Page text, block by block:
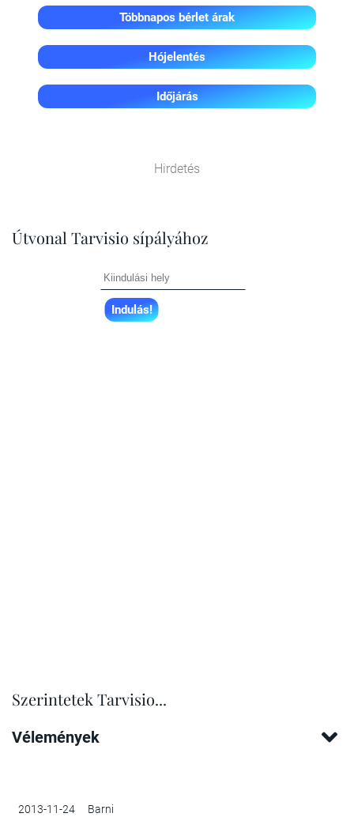
Többnapos bérlet árak
Hójelentés
Időjárás
Hirdetés
Útvonal Tarvisio sípályához
Indulás!
Szerintetek Tarvisio...
Vélemények
2013-11-24 Barni